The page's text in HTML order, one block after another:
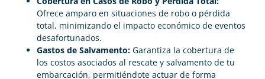
Ofrece amparo en situaciones de robo o pérdida
total, minimizando el impacto económico de eventos
desafortunados.
Gastos de Salvamento: Garantiza la cobertura de
los costos asociados al rescate y salvamento de tu
embarcación, permitiéndote actuar de forma